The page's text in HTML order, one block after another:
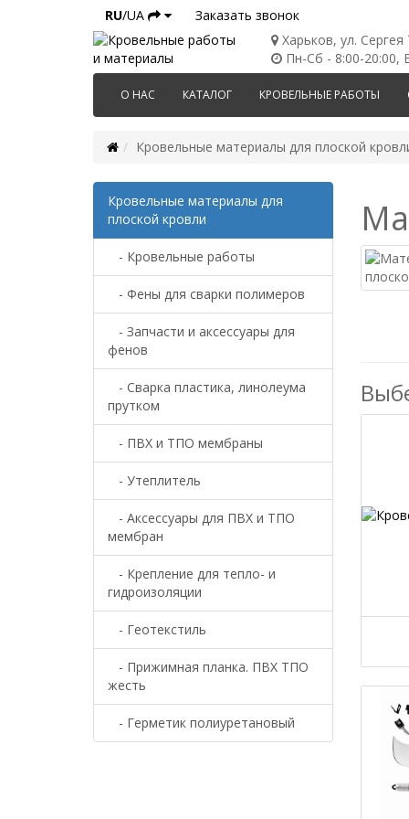
RU/UA
Заказать звонок
Харьков, ул.
Пн-Сб - 8:00-20:00,
О НАС КАТАЛОГ КРОВЕЛЬНЫЕ РАБОТЫ
Кровельные материалы для плоской
Кровельные материалы для
плоской кровли
- Кровельные работы
- Фены для сварки полимеров
- Запчасти и аксессуары для
фенов
- Сварка пластика, линолеума
прутком
- ПВХ и ТПО мембраны
- Утеплитель
- Аксессуары для ПВХ и ТПО
мембран
- Крепление для тепло- и
гидроизоляции
- Геотекстиль
- Прижимная планка. ПВХ ТПО
жесть
- Герметик полиуретановый